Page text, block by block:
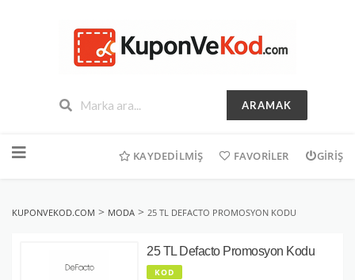
ARAMAK
geç
KAYDEDILMIŞ FAVORILER GIRIŞ
KUPONVEKOD.COM > MODA > 25 TL DEFACTO PROMOSYON KODU
25 TL Defacto Promosyon Kodu
KOD